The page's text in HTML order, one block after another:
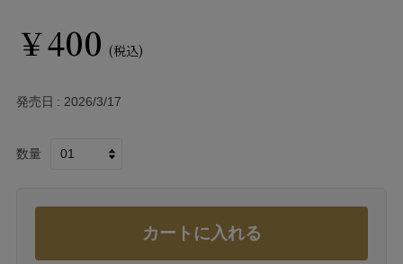
￥400 (税込)
発売日 2026/3/17
数量
カートに入れる